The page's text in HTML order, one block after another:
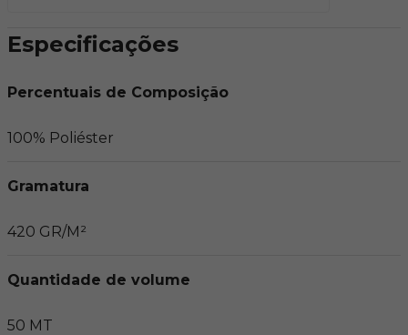
Especificações
Percentuais de Composição
100% Poliéster
Gramatura
420 GR/M²
Quantidade de volume
50 MT